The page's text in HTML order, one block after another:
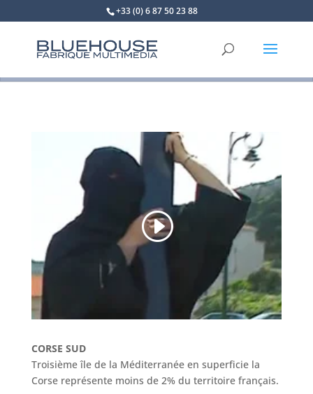
+33 (0) 6 87 50 23 88
CORSE SUD
Troisième île de la Méditerranée en superficie la
Corse représente moins de 2% du territoire français.